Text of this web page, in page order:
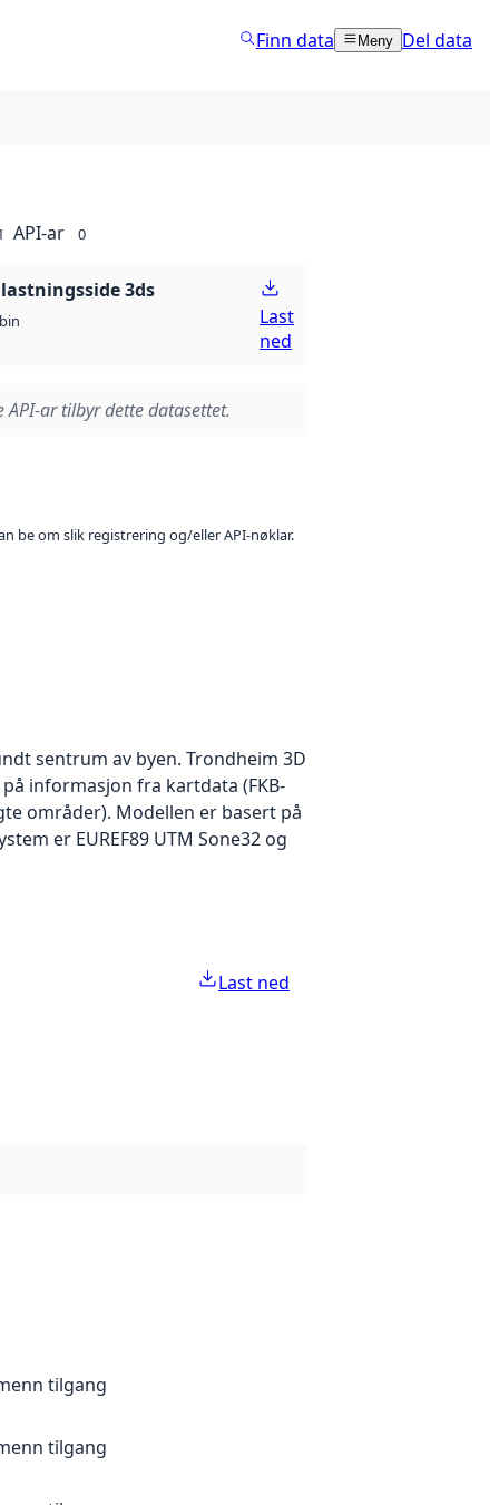
Finn data Meny Del data
API-ar 0
3ds
bin
Last
ned
API-ar tilbyr dette datasettet.
be om slik registrering og/eller API-nøklar.
sentrum av byen. Trondheim 3D
informasjon fra kartdata (FKB-
områder). Modellen er basert på
er EUREF89 UTM Sone32 og
Last ned
tilgang
tilgang